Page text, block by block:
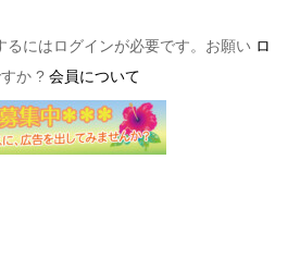
るにはログインが必要です。お願い ロ
か ? 会員について